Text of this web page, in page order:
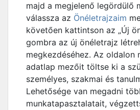
majd a megjelenő legördülő
válassza az Önéletrajzaim
követően kattintson az „Új
gombra az új önéletrajz
megkezdéséhez. Az oldalon
adatlap mezőit töltse ki a
személyes, szakmai és
Lehetősége van megadni
munkatapasztalatait,